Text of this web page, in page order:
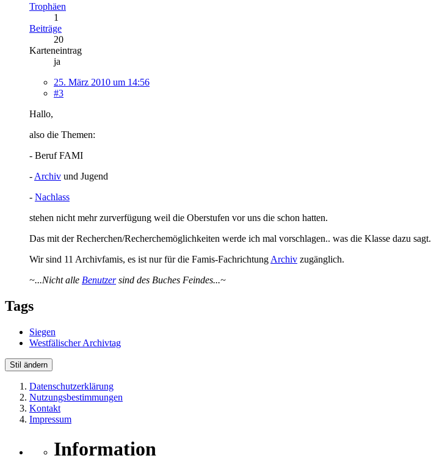
Trophäen
1
Beiträge
20
Karteneintrag
ja
25. März 2010 um 14:56
#3
Hallo,
also die Themen:
- Beruf FAMI
- Archiv und Jugend
- Nachlass
stehen nicht mehr zurverfügung weil die Oberstufen vor uns die schon hatten.
Das mit der Recherchen/Recherchemöglichkeiten werde ich mal vorschlagen.. was die Klasse dazu sagt.
Wir sind 11 Archivfamis, es ist nur für die Famis-Fachrichtung Archiv zugänglich.
~...Nicht alle Benutzersind des Buches Feindes...~
Tags
Siegen
Westfälischer Archivtag
Stil ändern
Datenschutzerklärung
Nutzungsbestimmungen
Kontakt
Impressum
Information